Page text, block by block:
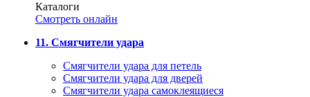
Каталоги
Смотреть онлайн
11. Смягчители удара
Смягчители удара для петель
Смягчители удара для дверей
Cмягчители удара самоклеящиеся